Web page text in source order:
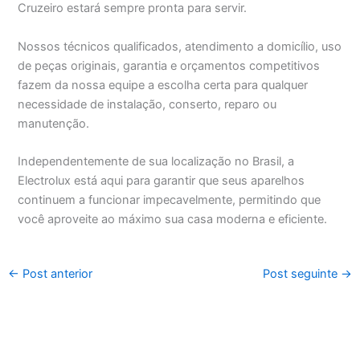
Cruzeiro estará sempre pronta para servir.
Nossos técnicos qualificados, atendimento a domicílio, uso
de peças originais, garantia e orçamentos competitivos
fazem da nossa equipe a escolha certa para qualquer
necessidade de instalação, conserto, reparo ou
manutenção.
Independentemente de sua localização no Brasil, a
Electrolux está aqui para garantir que seus aparelhos
continuem a funcionar impecavelmente, permitindo que
você aproveite ao máximo sua casa moderna e eficiente.
← Post anterior Post seguinte →